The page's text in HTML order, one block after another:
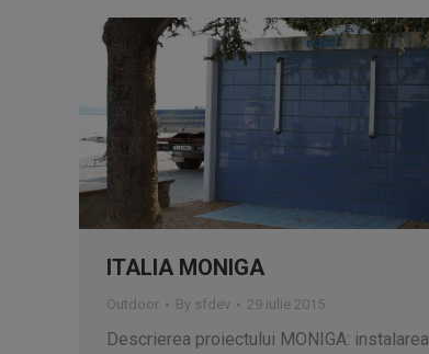
ITALIA MONIGA
Outdoor By sfdev 29 iulie 2015
Descrierea proiectului MONIGA: instalarea